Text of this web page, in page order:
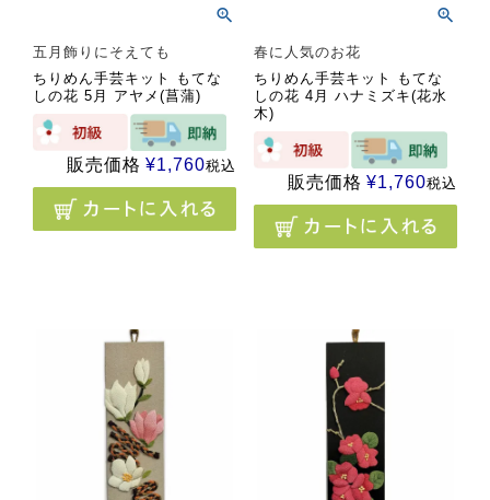
五月飾りにそえても
ちりめん手芸キット もてな
しの花 5月 アヤメ(菖蒲)
販売価格 ¥1,760税込
春に人気のお花
ちりめん手芸キット もてな
しの花 4月 ハナミズキ(花水
木)
販売価格 ¥1,760税込